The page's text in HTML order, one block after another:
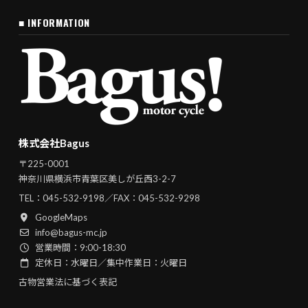
■ INFORMATION
株式会社Bagus
〒225-0001
神奈川県横浜市青葉区美しが丘西3-2-7
TEL： 045-532-9198／FAX：045-532-9298
GoogleMaps
info@bagus-mc.jp
営業時間：9:00-18:30
定休日：水曜日／集中作業日：火曜日
古物営業法に基づく表記